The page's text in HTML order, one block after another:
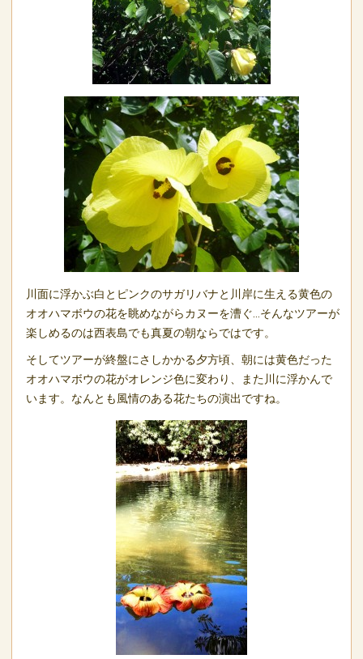
川面に浮かぶ白とピンクのサガリバナと川岸に生える黄色の
オオハマボウの花を眺めながらカヌーを漕ぐ…そんなツアーが
楽しめるのは西表島でも真夏の朝ならではです。
そしてツアーが終盤にさしかかる夕方頃、朝には黄色だった
オオハマボウの花がオレンジ色に変わり、また川に浮かんで
います。なんとも風情のある花たちの演出ですね。